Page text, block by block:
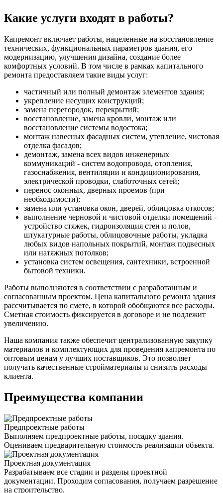
Какие услуги входят в работы?
Капремонт включает работы, нацеленные на восстановление
технических, функциональных параметров здания, его
модернизацию, улучшения дизайна, создание более
комфортных условий. В том числе в рамках капитального
ремонта предоставляем такие виды услуг:
частичный или полный демонтаж элементов здания;
укрепление несущих конструкций;
замена перегородок, перекрытий;
восстановление, замена кровли, монтаж или
восстановление системы водостока;
монтаж навесных фасадных систем, утепление, чистовая
отделка фасадов;
демонтаж, замена всех видов инженерных
коммуникаций - систем водопровода, отопления,
газоснабжения, вентиляции и кондиционирования,
электрической проводки, слаботочных сетей;
перенос оконных, дверных проемов (при
необходимости);
замена или установка окон, дверей, облицовка откосов;
выполнение черновой и чистовой отделки помещений -
устройство стяжек, гидроизоляция стен и полов,
штукатурные работы, облицовочные работы, укладка
любых видов напольных покрытий, монтаж подвесных
или натяжных потолков;
установка систем освещения, сантехники, встроенной
бытовой техники.
Работы выполняются в соответствии с разработанным и
согласованным проектом. Цена капитального ремонта здания
рассчитывается по смете, в которой обобщаются все расходы.
Сметная стоимость фиксируется в договоре и не подлежит
увеличению.
Наша компания также обеспечит централизованную закупку
материалов и комплектующих для проведения капремонта по
оптовым ценам у лучших поставщиков. Это позволяет
получать качественные стройматериалы и снизить расходы
клиента.
Преимущества компании
Предпроектные работы
Выполняем предпроектные работы, посадку здания.
Оцениваем предварительную стоимость реализации объекта.
Проектная документация
Разрабатываем все стадии и разделы проектной
документации. Проходим согласования, получаем разрешение
на строительство.